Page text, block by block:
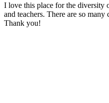
I love this place for the diversity
and teachers. There are so
Thank you!